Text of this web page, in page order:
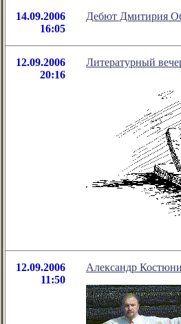
14.09.2006
16:05
Дебют Дмитирия
12.09.2006
20:16
Литературный
12.09.2006
11:50
Александр